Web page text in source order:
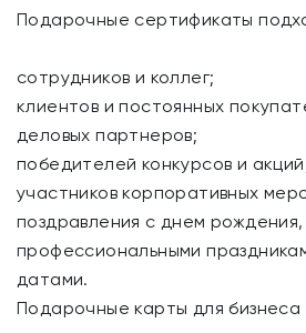
Подарочные сертификаты
сотрудников и коллег;
клиентов и постоянных
деловых партнеров;
победителей конкурсов и
участников корпоративных
поздравления с днем рождения,
профессиональными
датами.
Подарочные карты для бизнеса